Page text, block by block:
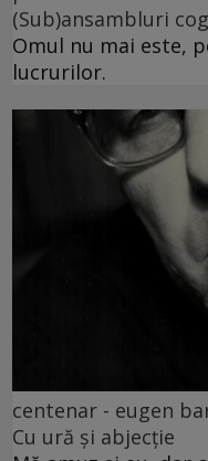
(Sub)ansambluri
Omul nu mai este,
lucrurilor.
centenar - eugen
Cu ură și abjecție